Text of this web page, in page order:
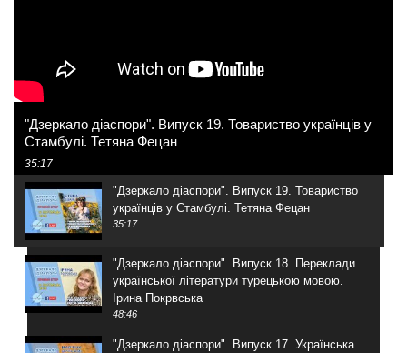
"Дзеркало діаспори". Випуск 19. Товариство українців у
Стамбулі. Тетяна Фецан
35:17
"Дзеркало діаспори". Випуск 19. Товариство
українців у Стамбулі. Тетяна Фецан
35:17
"Дзеркало діаспори". Випуск 18. Переклади
української літератури турецькою мовою.
Ірина Покрвська
48:46
"Дзеркало діаспори". Випуск 17. Українська